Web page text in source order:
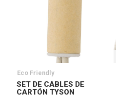
Eco Friendly
SET DE CABLES DE
CARTÓN TYSON